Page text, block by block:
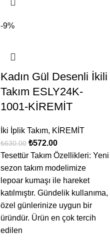
-9%
Kadın Gül Desenli İkili
Takım ESLY24K-
1001-KİREMİT
İki İplik Takım, KİREMİT
₺630.00 ₺572.00
Tesettür Takım Özellikleri: Yeni
sezon takım modelimize
lepoar kumaşı ile hareket
katılmıştır. Gündelik kullanıma,
özel günlerinize uygun bir
üründür. Ürün en çok tercih
edilen